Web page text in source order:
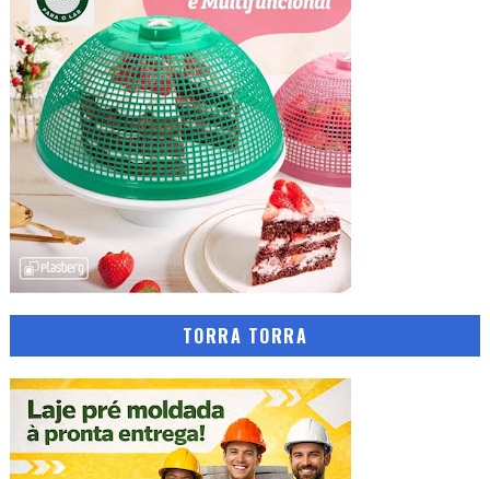
TORRA TORRA